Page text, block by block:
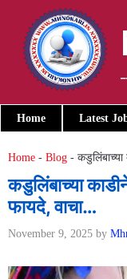
content
Home Latest
Home - Blog -
कडुलिंबाच्या
फायदे, वाचा…
November 9, 2025 by